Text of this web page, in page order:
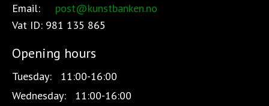
Email:
post@kunstbanken.no
Vat ID: 981 135 865
Opening hours
Tuesday:
11:00-16:00
Wednesday:
11:00-16:00